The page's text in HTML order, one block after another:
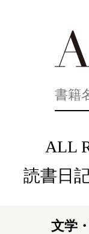
ALL
読書日
文学